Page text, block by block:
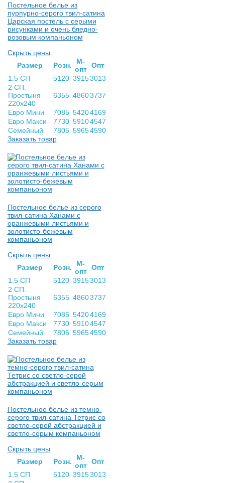
Постельное белье из
пурпурно-серого твил-сатина
Царская постель с серыми
рисунками и очень бледно-
розовым компаньоном
Скрыть цены
Раз­мер
Розн.
М-
опт Опт
1.5 СП
5120 39153013
2 СП.
Простыня
220х240
6355 48603737
Евро Мини 7085 54204169
Евро Макси
7730 59104547
Семейный
7805 59654590
Заказать товар
Постельное белье из серого
твил-сатина Ханами с
оранжевыми листьями и
золотисто-бежевым
компаньоном
Скрыть цены
Раз­мер
Розн.
М-
опт Опт
1.5 СП
5120 39153013
2 СП.
Простыня
220х240
6355 48603737
Евро Мини 7085 54204169
Евро Макси
7730 59104547
Семейный
7805 59654590
Заказать товар
Постельное белье из темно-
серого твил-сатина Тетрис со
светло-серой абстракцией и
светло-серым компаньоном
Скрыть цены
Раз­мер
Розн.
М-
опт Опт
1.5 СП
5120 39153013